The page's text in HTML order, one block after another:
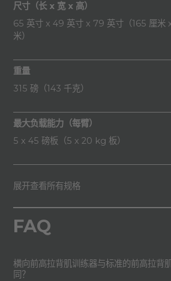
尺寸（长 x 宽 x 高）
65 英寸 x 49 英寸 x 79 英寸（165 厘米
米）
重量
315 磅（143 千克）
最大负载能力（每臂）
5 x 45 磅板（5 x 20 kg 板）
展开查看所有规格
FAQ
横向前高拉背肌训练器与标准的前高拉背
同？